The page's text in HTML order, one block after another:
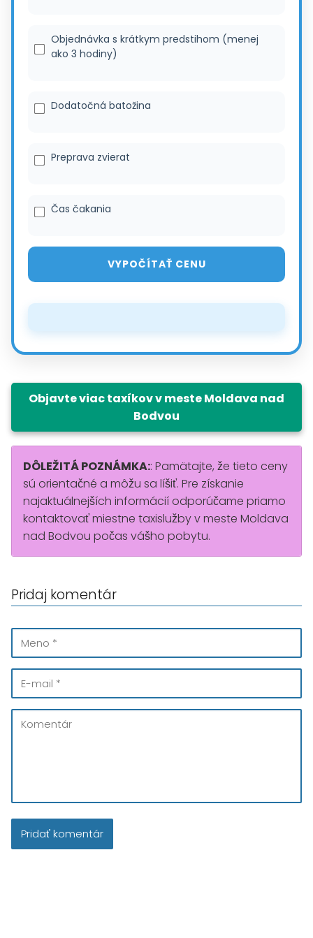
Objednávka s krátkym predstihom (menej
ako 3 hodiny)
Dodatočná batožina
Preprava zvierat
Čas čakania
VYPOČÍTAŤ CENU
Objavte viac taxíkov v meste Moldava nad
Bodvou
DÔLEŽITÁ POZNÁMKA:: Pamätajte, že tieto ceny
sú orientačné a môžu sa líšiť. Pre získanie
najaktuálnejších informácií odporúčame priamo
kontaktovať miestne taxislužby v meste Moldava
nad Bodvou počas vášho pobytu.
Pridaj komentár